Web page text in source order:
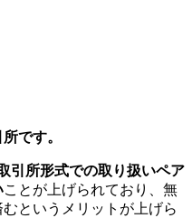
です。
引所形式での取り扱いペア
ことが上げられており、無
というメリットが上げら